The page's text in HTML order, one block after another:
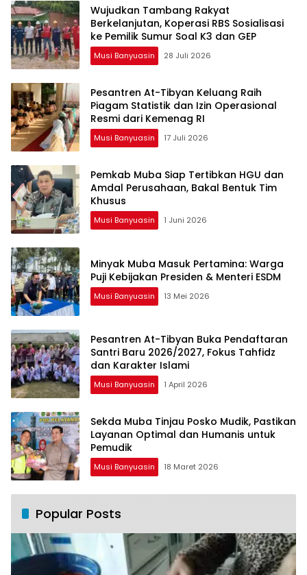
Wujudkan Tambang Rakyat
Berkelanjutan, Koperasi RBS Sosialisasi
ke Pemilik Sumur Soal K3 dan GEP
Musi Banyuasin 28 Juli 2026
Pesantren At-Tibyan Keluang Raih
Piagam Statistik dan Izin Operasional
Resmi dari Kemenag RI
Musi Banyuasin 17 Juli 2026
Pemkab Muba Siap Tertibkan HGU dan
Amdal Perusahaan, Bakal Bentuk Tim
Khusus
Musi Banyuasin 1 Juni 2026
Minyak Muba Masuk Pertamina: Warga
Puji Kebijakan Presiden & Menteri ESDM
Musi Banyuasin 13 Mei 2026
Pesantren At-Tibyan Buka Pendaftaran
Santri Baru 2026/2027, Fokus Tahfidz
dan Karakter Islami
Musi Banyuasin 1 April 2026
Sekda Muba Tinjau Posko Mudik, Pastikan
Layanan Optimal dan Humanis untuk
Pemudik
Musi Banyuasin 18 Maret 2026
Popular Posts